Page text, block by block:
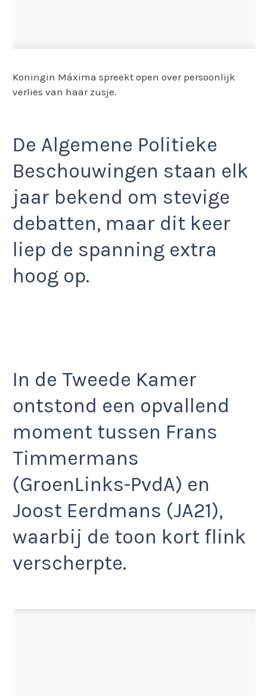
Koningin Máxima spreekt open over persoonlijk
verlies van haar zusje.
De Algemene Politieke
Beschouwingen staan elk
jaar bekend om stevige
debatten, maar dit keer
liep de spanning extra
hoog op.
In de Tweede Kamer
ontstond een opvallend
moment tussen Frans
Timmermans
(GroenLinks-PvdA) en
Joost Eerdmans (JA21),
waarbij de toon kort flink
verscherpte.